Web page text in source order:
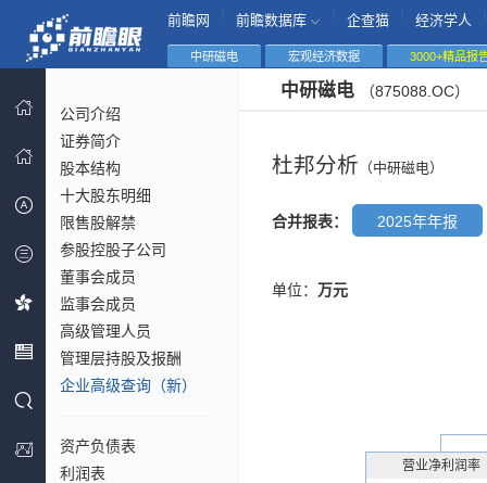
前瞻网 前瞻数据库 企查猫 经济学人
中研磁电 宏观经济数据 3000+精品报
公司介绍
证券简介
股本结构
十大股东明细
限售股解禁
参股控股子公司
董事会成员
监事会成员
高级管理人员
管理层持股及报酬
企业高级查询（新）
资产负债表
利润表
中研磁电 （875088.OC）
杜邦分析 （中研磁电）
合并报表： 2025年年报
单位： 万元
营业净利润率